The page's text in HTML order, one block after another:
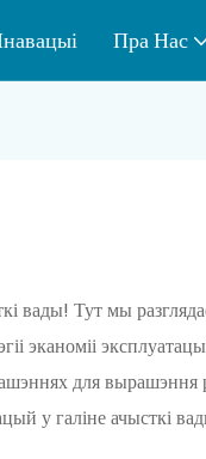
Пра Нас
вады! Тут мы
эканоміі
для
у галіне ачысткі